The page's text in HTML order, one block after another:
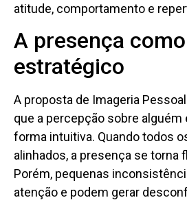
atitude, comportamento e
A presença
estratégico
A proposta de Imageria
que a percepção sobre alguém
forma intuitiva. Quando todos
alinhados, a presença se torna
Porém, pequenas
atenção e podem gerar